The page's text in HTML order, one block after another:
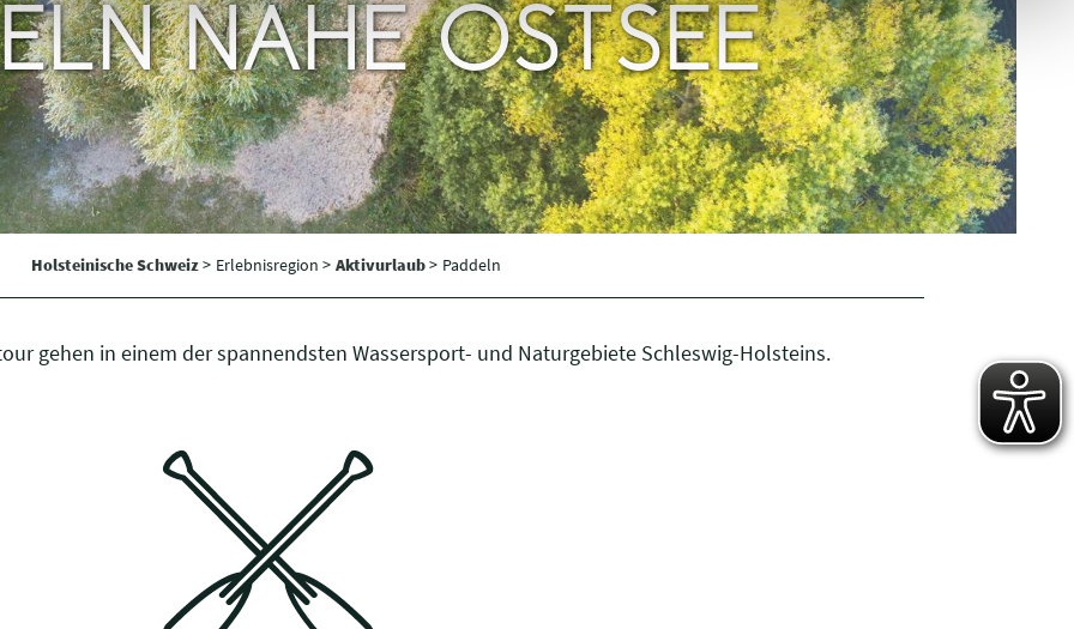
NAHE OSTSEE
Holsteinische Schweiz> Erlebnisregion > Aktivurlaub> Paddeln
gehen in einem der spannendsten Wassersport- und Naturgebiete Schleswig-Holsteins.